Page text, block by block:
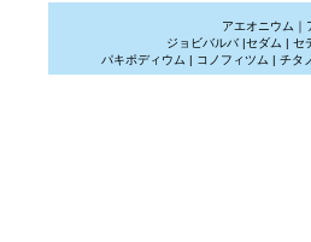
アエオニウム ｜
ジョビバルバ |セダム | セ
パキポディウム | コノフィツム | チタ